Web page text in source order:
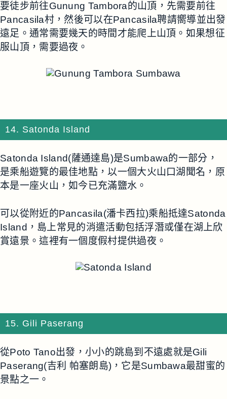
要徒步前往Gunung Tambora的山頂，先需要前往
Pancasila村，然後可以在Pancasila聘請嚮導並出發
遠足。通常需要幾天的時間才能爬上山頂。如果想征
服山頂，需要過夜。
14. Satonda Island
Satonda Island(薩通達島)是Sumbawa的一部分，
是乘船遊覽的最佳地點，以一個大火山口湖聞名，原
本是一座火山，如今已充滿鹽水。
可以從附近的Pancasila(潘卡西拉)乘船抵達Satonda
Island，島上常見的消遣活動包括浮潛或僅在湖上欣
賞遠景。這裡有一個度假村提供過夜。
15. Gili Paserang
從Poto Tano出發，小小的跳島到不遠處就是Gili
Paserang(吉利 帕塞朗島)，它是Sumbawa最甜蜜的
景點之一。